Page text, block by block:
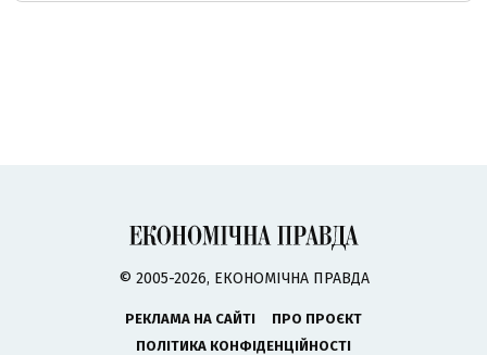
© 2005-2026, ЕКОНОМІЧНА ПРАВДА
РЕКЛАМА НА САЙТІ
ПРО ПРОЄКТ
ПОЛІТИКА КОНФІДЕНЦІЙНОСТІ